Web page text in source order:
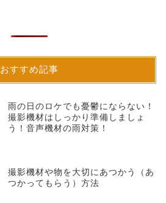
おすすめ記事
雨の日のロケでも憂鬱にならない！
撮影機材はしっかり準備しましょ
う！音声機材の雨対策！
撮影機材や物を大切にあつかう（あ
つかってもらう）方法